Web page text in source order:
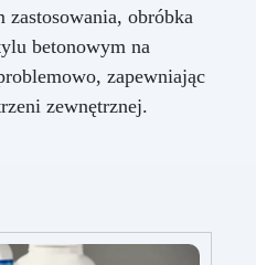
zastosowania, obróbka
betonowym na
zapewniając
zewnętrznej.